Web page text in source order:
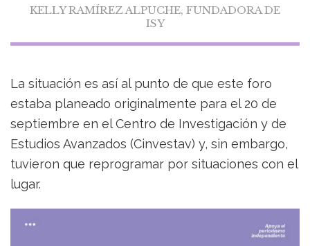
KELLY RAMÍREZ ALPUCHE, FUNDADORA DE
ISY
La situación es así al punto de que este foro
estaba planeado originalmente para el 20 de
septiembre en el Centro de Investigación y de
Estudios Avanzados (Cinvestav) y, sin embargo,
tuvieron que reprogramar por situaciones con el
lugar.